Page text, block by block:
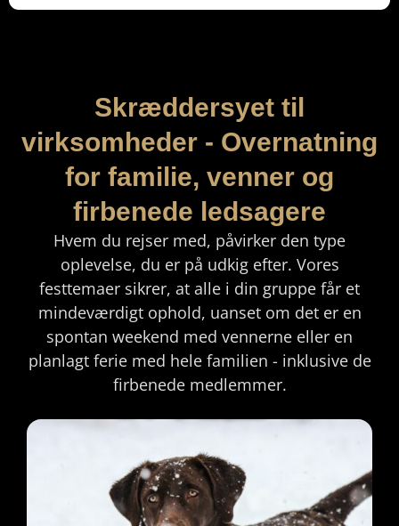
Skræddersyet til
virksomheder - Overnatning
for familie, venner og
firbenede ledsagere
Hvem du rejser med, påvirker den type
oplevelse, du er på udkig efter. Vores
festtemaer sikrer, at alle i din gruppe får et
mindeværdigt ophold, uanset om det er en
spontan weekend med vennerne eller en
planlagt ferie med hele familien - inklusive de
firbenede medlemmer.